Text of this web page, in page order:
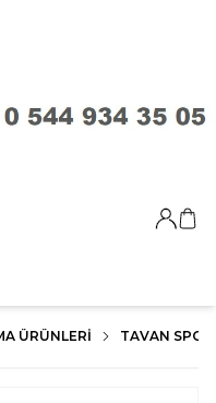
Giriş
ÜRÜNLERI TAVAN SPOT